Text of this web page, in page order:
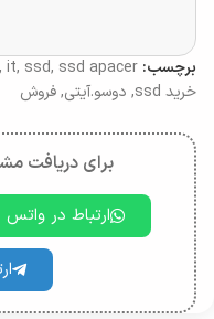
برچسب: , it, ssd, ssd apacer
خرید ssd
, دوسو.آیتی,فروش
برای دریافت
ارتباط در واتس